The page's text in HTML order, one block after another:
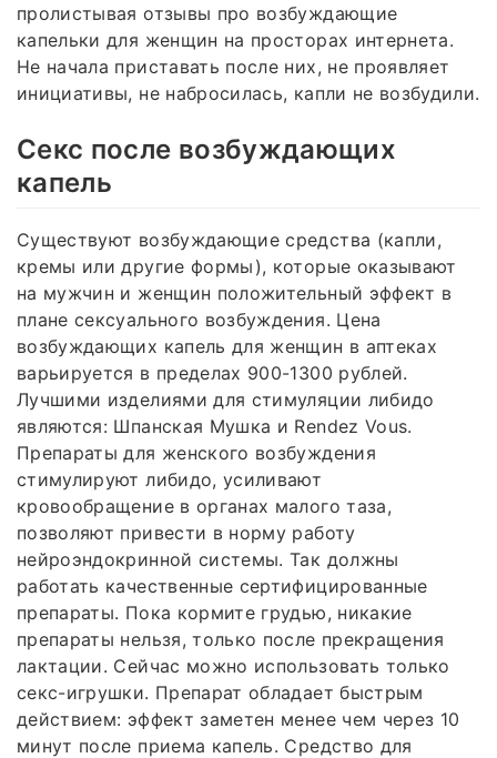
пролистывая отзывы про возбуждающие
капельки для женщин на просторах интернета.
Не начала приставать после них, не проявляет
инициативы, не набросилась, капли не возбудили.
Секс после возбуждающих
капель
Существуют возбуждающие средства (капли,
кремы или другие формы), которые оказывают
на мужчин и женщин положительный эффект в
плане сексуального возбуждения. Цена
возбуждающих капель для женщин в аптеках
варьируется в пределах 900-1300 рублей.
Лучшими изделиями для стимуляции либидо
являются: Шпанская Мушка и Rendez Vous.
Препараты для женского возбуждения
стимулируют либидо, усиливают
кровообращение в органах малого таза,
позволяют привести в норму работу
нейроэндокринной системы. Так должны
работать качественные сертифицированные
препараты. Пока кормите грудью, никакие
препараты нельзя, только после прекращения
лактации. Сейчас можно использовать только
секс-игрушки. Препарат обладает быстрым
действием: эффект заметен менее чем через 10
минут после приема капель. Средство для